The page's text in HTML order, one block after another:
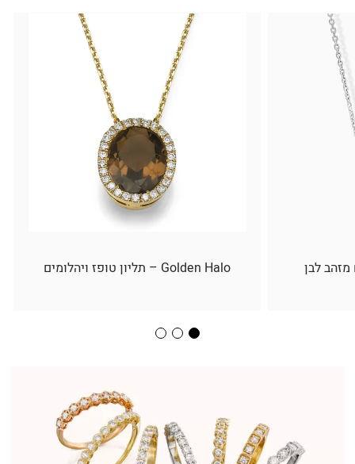
מזהב לבן Golden Halo – תליון טופז ויהלומים